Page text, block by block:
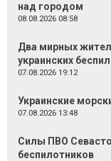
над городом
08.08.2026 08:58
Два мирных
украинских
07.08.2026 19:12
Украинские
07.08.2026 13:48
Силы ПВО
беспилотников